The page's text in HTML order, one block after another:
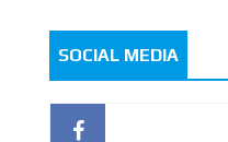
SOCIAL MEDIA